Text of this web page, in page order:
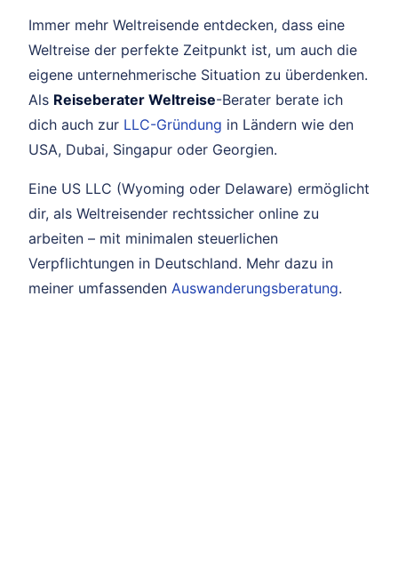
Immer mehr Weltreisende entdecken, dass eine
Weltreise der perfekte Zeitpunkt ist, um auch die
eigene unternehmerische Situation zu überdenken.
Als Reiseberater Weltreise-Berater berate ich
dich auch zur LLC-Gründung in Ländern wie den
USA, Dubai, Singapur oder Georgien.
Eine US LLC (Wyoming oder Delaware) ermöglicht
dir, als Weltreisender rechtssicher online zu
arbeiten – mit minimalen steuerlichen
Verpflichtungen in Deutschland. Mehr dazu in
meiner umfassenden Auswanderungsberatung.